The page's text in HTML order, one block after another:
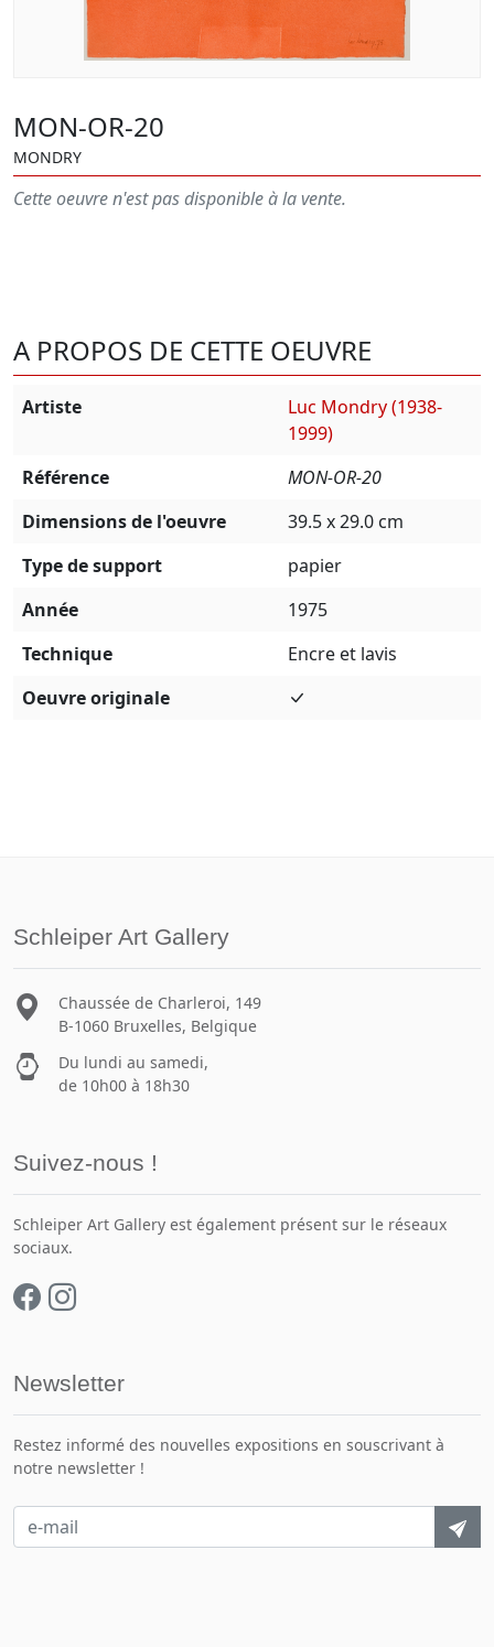
MON-OR-20
MONDRY
Cette oeuvre n'est pas disponible à la vente.
A PROPOS DE CETTE OEUVRE
Artiste
Luc Mondry (1938-
1999)
Référence
MON-OR-20
Dimensions de l'oeuvre
39.5 x 29.0 cm
Type de support
papier
Année
1975
Technique
Encre et lavis
Oeuvre originale
Schleiper Art Gallery
Chaussée de Charleroi, 149
B-1060 Bruxelles, Belgique
Du lundi au samedi,
de 10h00 à 18h30
Suivez-nous !
Schleiper Art Gallery est également présent sur le réseaux
sociaux.
Newsletter
Restez informé des nouvelles expositions en souscrivant à
notre newsletter !